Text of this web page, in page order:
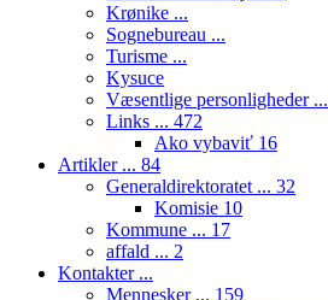
Krønike ...
Sognebureau ...
Turisme ...
Kysuce
Væsentlige personligheder ...
Links ... 472
Ako vybaviť 16
Artikler ... 84
Generaldirektoratet ... 32
Komisie 10
Kommune ... 17
affald ... 2
Kontakter ...
Mennesker ... 159